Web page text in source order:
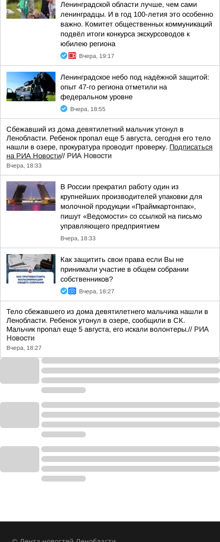
Ленинградской области лучше, чем сами
ленинградцы. И в год 100-летия это особенно
важно. Комитет общественных коммуникаций
подвёл итоги конкурса экскурсоводов к
юбилею региона
Вчера, 19:17
Ленинградское небо под надёжной защитой:
опыт 47-го региона отметили на
федеральном уровне
Вчера, 18:55
Сбежавший из дома девятилетний мальчик утонул в
Ленобласти. Ребенок пропал еще 5 августа, сегодня его тело
нашли в озере, прокуратура проводит проверку. Подписаться
на РИА Новости// РИА Новости
Вчера, 18:33
В России прекратил работу один из
крупнейших производителей упаковки для
молочной продукции «Праймкартонпак»,
пишут «Ведомости» со ссылкой на письмо
управляющего предприятием
Вчера, 18:33
Как защитить свои права если Вы не
принимали участие в общем собрании
собственников?
Вчера, 18:27
Тело сбежавшего из дома девятилетнего мальчика нашли в
Ленобласти. Ребенок утонул в озере, сообщили в СК.
Мальчик пропал еще 5 августа, его искали волонтеры.// РИА
Новости
Вчера, 18:27